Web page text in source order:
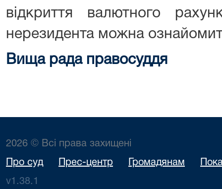
відкриття валютного
нерезидента можна
Вища рада правосуддя
2026 © Всі права захищені
Про суд Прес-центр Громадянам
v1.38.1